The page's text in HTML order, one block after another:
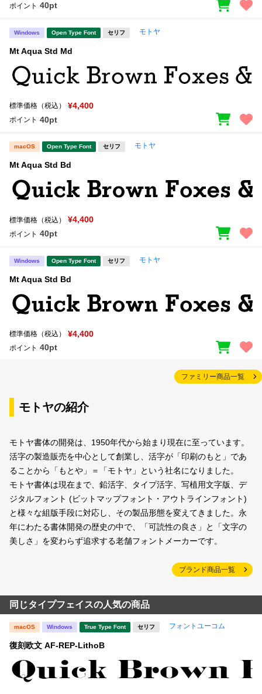
ポイント 40pt
Windows Open Type Font セリフ モトヤ
Mt Aqua Std Md
標準価格（税込） ¥4,400
ポイント 40pt
macOS Open Type Font セリフ モトヤ
Mt Aqua Std Bd
標準価格（税込） ¥4,400
ポイント 40pt
Windows Open Type Font セリフ モトヤ
Mt Aqua Std Bd
標準価格（税込） ¥4,400
ポイント 40pt
ファミリー商品一覧
モトヤの紹介
モトヤ書体の開発は、1950年代から始まり現在に至っています。
活字の製造販売を中心として創業し、活字が「印刷のもと」であ
ることから「もとや」＝「モトヤ」という社名になりました。
モトヤ書体は現在まで、鉛活字、タイプ活字、写植用文字版、デ
ジタルフォント (ビットマップフォント・アウトラインフォント)
と様々な組版手段に対応し、その製品形態を変えてきました。永
年にわたる書体開発の歴史の中で、「可読性の良さ」と「文字の
美しさ」を変わらず追求する老舗フォントメーカーです。
ブランド商品一覧
同じタイプフェイスの人気の商品
macOS Windows True Type Font セリフ フォントユーコム
復刻欧文 AF-REP-LithoB